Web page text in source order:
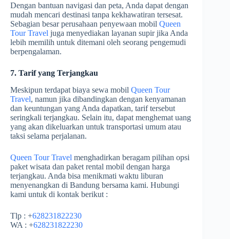
Dengan bantuan navigasi dan peta, Anda dapat dengan
mudah mencari destinasi tanpa kekhawatiran tersesat.
Sebagian besar perusahaan penyewaan mobil Queen
Tour Travel juga menyediakan layanan supir jika Anda
lebih memilih untuk ditemani oleh seorang pengemudi
berpengalaman.
7. Tarif yang Terjangkau
Meskipun terdapat biaya sewa mobil Queen Tour
Travel, namun jika dibandingkan dengan kenyamanan
dan keuntungan yang Anda dapatkan, tarif tersebut
seringkali terjangkau. Selain itu, dapat menghemat uang
yang akan dikeluarkan untuk transportasi umum atau
taksi selama perjalanan.
Queen Tour Travel menghadirkan beragam pilihan opsi
paket wisata dan paket rental mobil dengan harga
terjangkau. Anda bisa menikmati waktu liburan
menyenangkan di Bandung bersama kami. Hubungi
kami untuk di kontak berikut :
Tlp : +628231822230
WA : +628231822230